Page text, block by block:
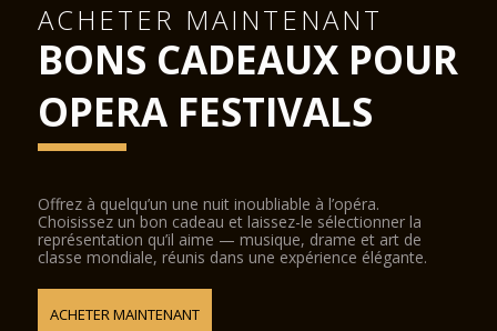
ACHETER MAINTENANT
BONS CADEAUX POUR
OPERA FESTIVALS
Offrez à quelqu’un une nuit inoubliable à l’opéra.
Choisissez un bon cadeau et laissez-le sélectionner la
représentation qu’il aime — musique, drame et art de
classe mondiale, réunis dans une expérience élégante.
ACHETER MAINTENANT